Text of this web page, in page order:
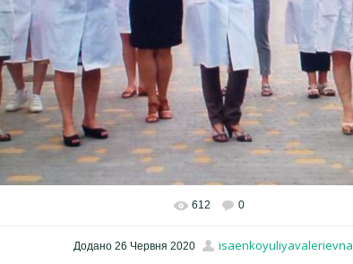
612 0
Додано 26 Червня 2020 isaenkoyuliyavalerievna